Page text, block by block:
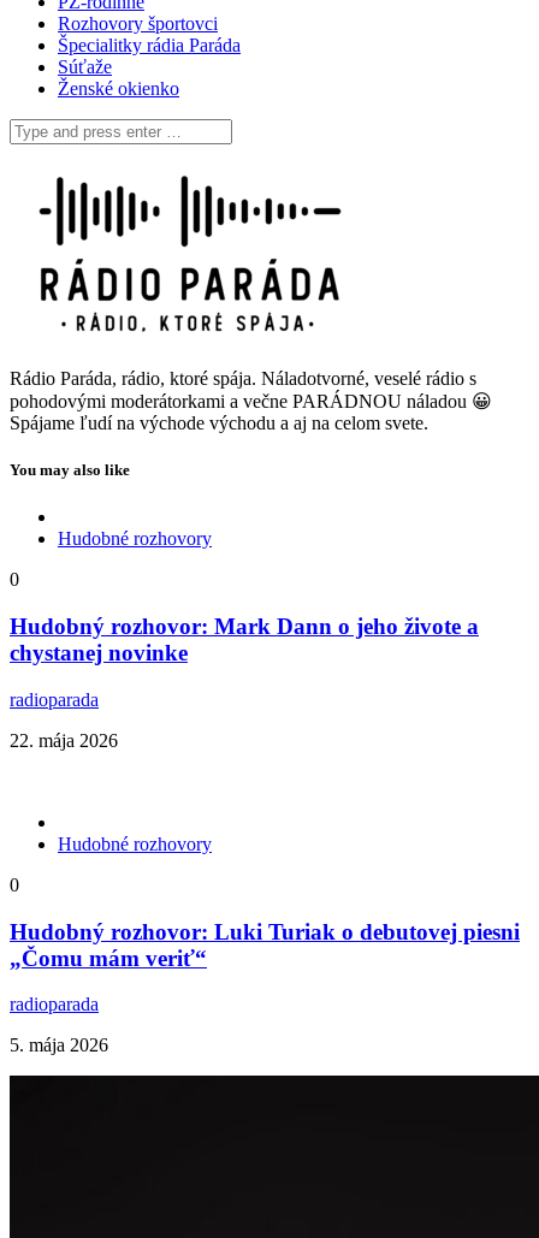
Rozhovory športovci
Špecialitky rádia Paráda
Súťaže
Ženské okienko
Rádio Paráda, rádio, ktoré spája. Náladotvorné, veselé rádio s
pohodovými moderátorkami a večne PARÁDNOU náladou 😀
Spájame ľudí na východe východu a aj na celom svete.
You may also like
Hudobné rozhovory
0
Hudobný rozhovor: Mark Dann o jeho živote a
chystanej novinke
radioparada
22. mája 2026
Hudobné rozhovory
0
Hudobný rozhovor: Luki Turiak o debutovej piesni
„Čomu mám veriť“
radioparada
5. mája 2026